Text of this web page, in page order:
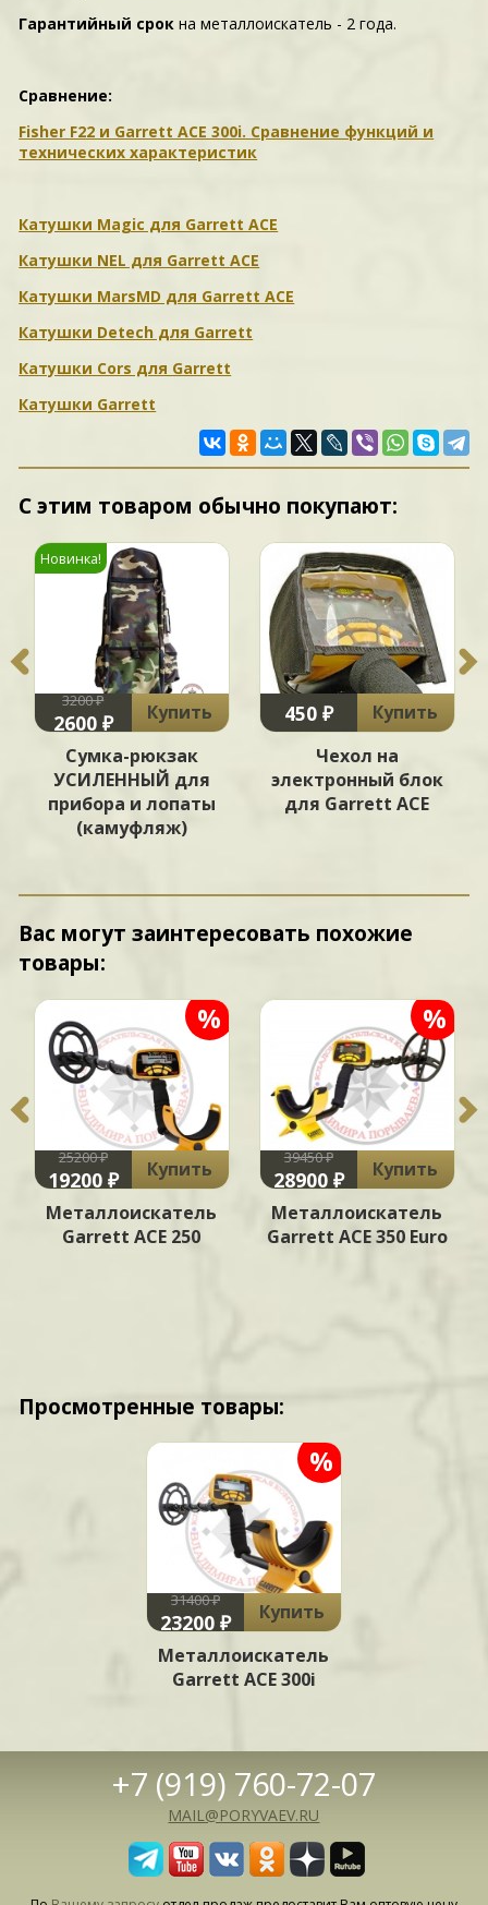
Гарантийный срок на металлоискатель - 2 года.
Сравнение:
Fisher F22 и Garrett ACE 300i. Сравнение функций и
технических характеристик
Катушки Magic для Garrett ACE
Катушки NEL для Garrett ACE
Катушки MarsMD для Garrett ACE
Катушки Detech для Garrett
Катушки Cors для Garrett
Катушки Garrett
С этим товаром обычно покупают:
Новинка!
3200 ₽
2600 ₽
Купить
Сумка-рюкзак
УСИЛЕННЫЙ для
прибора и лопаты
(камуфляж)
450 ₽
Купить
Чехол на
электронный блок
для Garrett ACE
Вас могут заинтересовать похожие
товары:
%
25200 ₽
19200 ₽
Купить
Металлоискатель
Garrett ACE 250
%
39450 ₽
28900 ₽
Купить
Металлоискатель
Garrett ACE 350 Euro
Просмотренные товары:
%
31400 ₽
23200 ₽
Купить
Металлоискатель
Garrett ACE 300i
+7 (919) 760-72-07
MAIL@PORYVAEV.RU